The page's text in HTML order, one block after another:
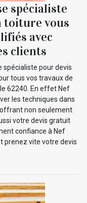
spécialiste
toiture vous
avec
clients
spécialiste pour devis
tous vos travaux de
62240. En effet Nef
les techniques dans
non seulement
votre devis gratuit
confiance à Nef
prenez vite votre devis